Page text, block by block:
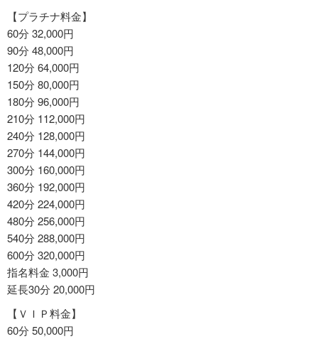
【プラチナ料金】
60分 32,000円
90分 48,000円
120分 64,000円
150分 80,000円
180分 96,000円
210分 112,000円
240分 128,000円
270分 144,000円
300分 160,000円
360分 192,000円
420分 224,000円
480分 256,000円
540分 288,000円
600分 320,000円
指名料金 3,000円
延長30分 20,000円
【ＶＩＰ料金】
60分 50,000円